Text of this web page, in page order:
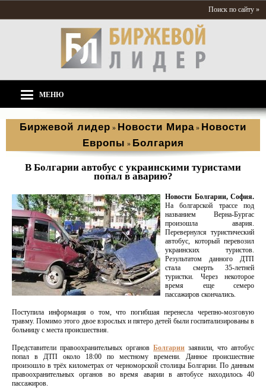
Поиск по сайту »
МЕНЮ
Биржевой лидер » Новости Мира » Новости
Европы » Болгария
В Болгарии автобус с украинскими туристами
попал в аварию?
Новости Болгарии, София.
На болгарской трассе под
названием Верна-Бургас
произошла авария.
Перевернулся туристический
автобус, который перевозил
украинских туристов.
Результатом данного ДТП
стала смерть 35-летней
туристки. Через некоторое
время еще семеро
пассажиров скончались.
Поступила информация о том, что погибшая перенесла черепно-мозговую
травму. Помимо этого двое взрослых и пятеро детей были госпитализированы в
больницу с места происшествия.
Представители правоохранительных органов Болгарии заявили, что автобус
попал в ДТП около 18:00 по местному времени. Данное происшествие
произошло в трёх километрах от черноморской столицы Болгарии. По данным
правоохранительных органов во время аварии в автобусе находилось 40
пассажиров.